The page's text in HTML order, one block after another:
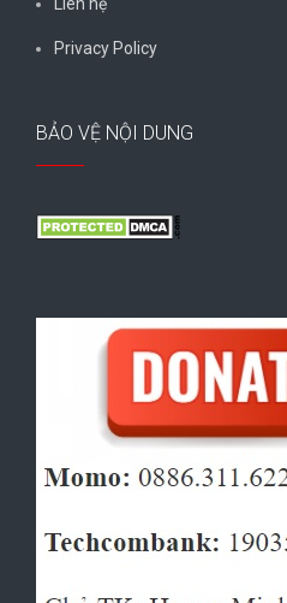
Privacy Policy
BẢO VỆ NỘI DUNG